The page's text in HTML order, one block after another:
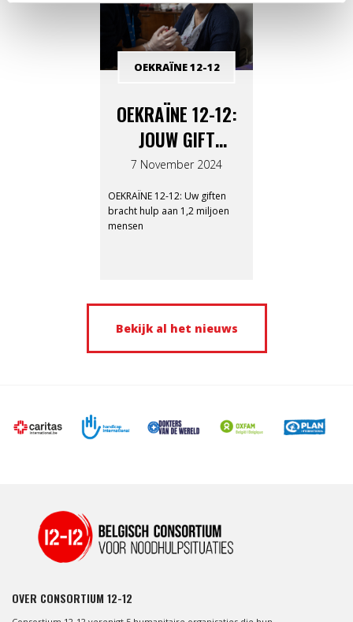
OEKRAÏNE 12-12:
JOUW GIFT
BRACHT HULP AAN
1,2 MILJOEN
MENSEN
7 November 2024
OEKRAÏNE 12-12: Uw giften
bracht hulp aan 1,2 miljoen
mensen
OEKRAÏNE 12-12
Bekijk al het nieuws
OVER CONSORTIUM 12-12